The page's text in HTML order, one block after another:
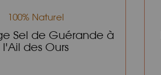
100% Naturel
Sel de Guérande à
l'Ail des Ours